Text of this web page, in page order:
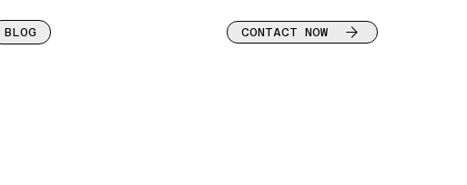
BLOG CONTACT NOW